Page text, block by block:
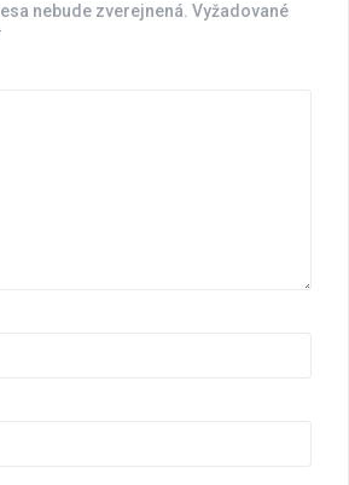
nebude zverejnená. Vyžadované